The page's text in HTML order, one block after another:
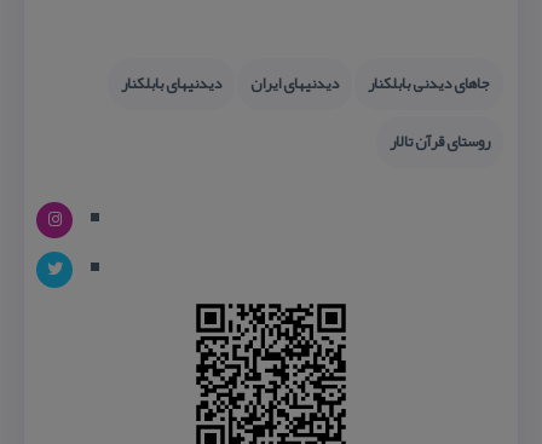
جاهای دیدنی بابلكنار دیدنیهای ایران
دیدنیهای بابلكنار
روستای قرآن تالار